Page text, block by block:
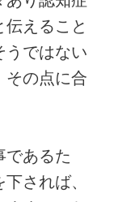
えること
うではない
の点に合
であるた
されば、